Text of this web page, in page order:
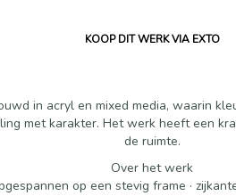
KOOP DIT WERK VIA EXTO
in acryl en mixed media, waarin
met karakter. Het werk heeft een
de ruimte.
Over het werk
op een stevig frame ·